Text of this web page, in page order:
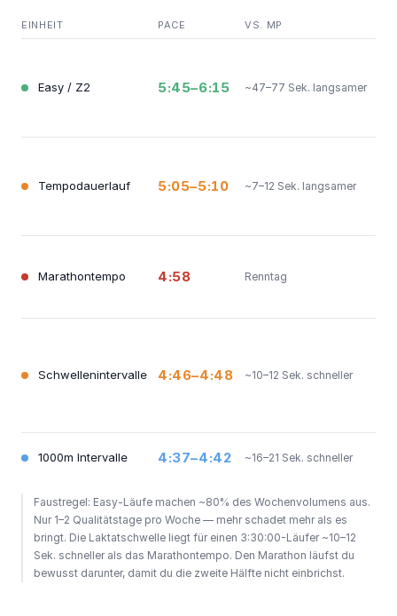
EINHEIT PACE VS. MP
Easy / Z2 5:45–6:15 ~47–77 Sek. langsamer
Tempodauerlauf 5:05–5:10 ~7–12 Sek. langsamer
Marathontempo 4:58 Renntag
Schwellenintervalle 4:46–4:48 ~10–12 Sek. schneller
1000m Intervalle 4:37–4:42 ~16–21 Sek. schneller
Faustregel: Easy-Läufe machen ~80% des Wochenvolumens aus.
Nur 1–2 Qualitätstage pro Woche — mehr schadet mehr als es
bringt. Die Laktatschwelle liegt für einen 3:30:00-Läufer ~10–12
Sek. schneller als das Marathontempo. Den Marathon läufst du
bewusst darunter, damit du die zweite Hälfte nicht einbrichst.